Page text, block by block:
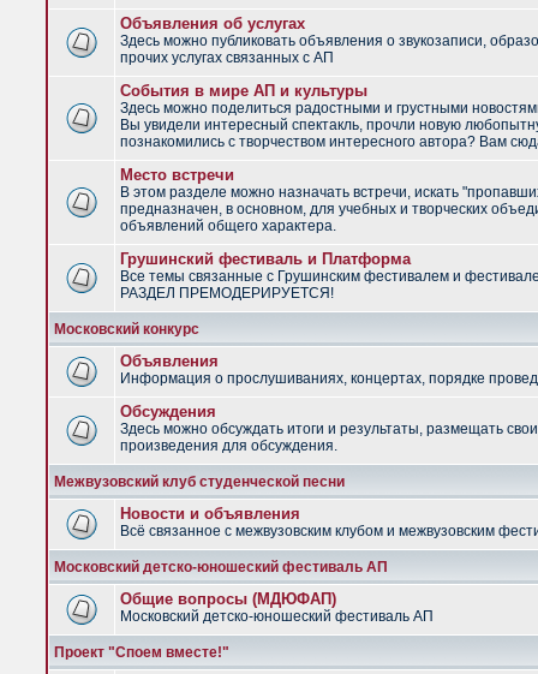
Объявления об услугах
Здесь можно публиковать объявления о звукозаписи,
прочих услугах связанных с АП
События в мире АП и культуры
Здесь можно поделиться радостными и грустными
Вы увидели интересный спектакль, прочли новую
познакомились с творчеством интересного автора? Вам
Место встречи
В этом разделе можно назначать встречи, искать
предназначен, в основном, для учебных и творческих
объявлений общего характера.
Грушинский фестиваль и Платформа
Все темы связанные с Грушинским фестивалем и
РАЗДЕЛ ПРЕМОДЕРИРУЕТСЯ!
Московский конкурс
Объявления
Информация о прослушиваниях, концертах, порядке
Обсуждения
Здесь можно обсуждать итоги и результаты, размещать
произведения для обсуждения.
Межвузовский клуб студенческой песни
Новости и объявления
Всё связанное с межвузовским клубом и межвузовским
Московский детско-юношеский фестиваль АП
Общие вопросы (МДЮФАП)
Московский детско-юношеский фестиваль АП
Проект "Споем вместе!"